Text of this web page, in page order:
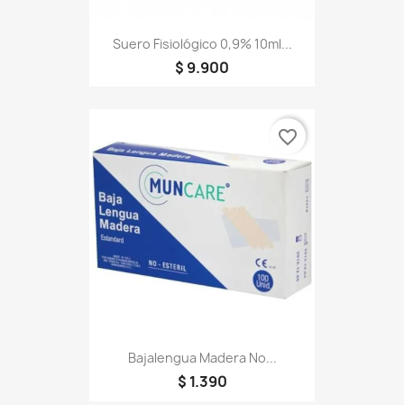
Suero Fisiológico 0,9% 10ml...
$ 9.900
Bajalengua Madera No...
$ 1.390
favorite_border